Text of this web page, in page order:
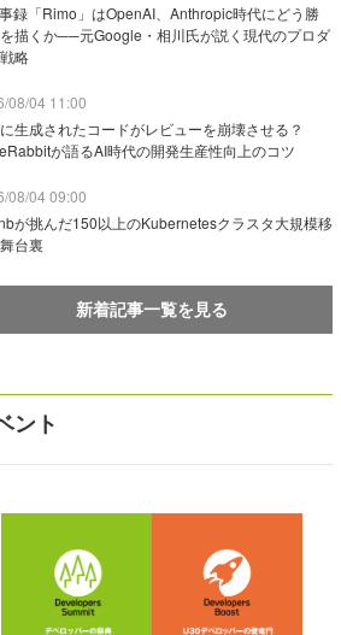
録「Rimo」はOpenAI、Anthropic時代にどう勝
描くか──元Google・相川氏が説く現代のプロダ
略
08/04 11:00
生成されたコードがレビューを崩壊させる？
が語るAI時代の開発生産性向上のコツ
08/04 09:00
が挑んだ150以上のKubernetesクラスタ大規模移
台裏
新着記事一覧を見る
ント